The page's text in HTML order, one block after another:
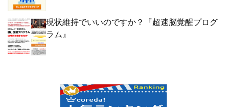
現状維持でいいのですか？『超速脳覚醒プログ
ラム』